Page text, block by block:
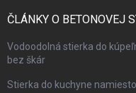
ČLÁNKY O BETONOVEJ
Vodoodolná stierka do
bez škár
Stierka do kuchyne